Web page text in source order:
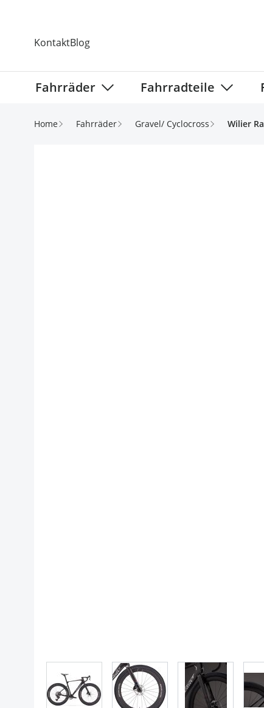
KontaktBlog
Fahrräder Fahrradteile
Home Fahrräder Gravel/ Cyclocross Wilier
View larger imageView larger imageView larger